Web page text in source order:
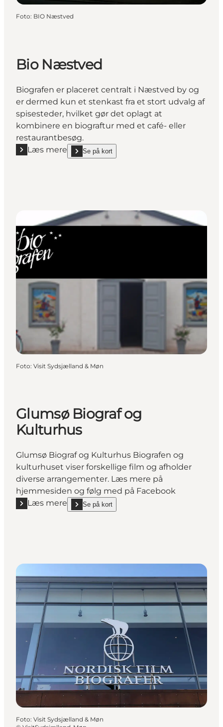
Foto: BIO Næstved
Bio Næstved
Biografen er placeret centralt i Næstved by og
er dermed kun et stenkast fra et stort udvalg af
spisesteder, hvilket gør det oplagt at
kombinere en biograftur med et café- eller
restaurantbesøg.
Læs mere
Læs mere "Bio Næstved"
Se på kort
show Bio Næstved on_map
Foto: Visit Sydsjælland & Møn
Glumsø Biograf og
Kulturhus
Glumsø Biograf og Kulturhus Biografen og
kulturhuset viser forskellige film og afholder
diverse arrangementer. Læs mere på
hjemmesiden og følg med på Facebook
Læs mere
Læs mere "Glumsø Biograf og Kulturhus"
Se på kort
show Glumsø Biograf og Kulturhus on_map
Foto: Visit Sydsjælland & Møn